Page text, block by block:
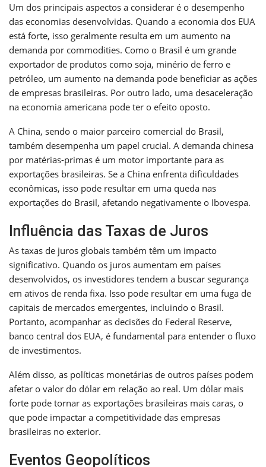
Um dos principais aspectos a considerar é o desempenho
das economias desenvolvidas. Quando a economia dos EUA
está forte, isso geralmente resulta em um aumento na
demanda por commodities. Como o Brasil é um grande
exportador de produtos como soja, minério de ferro e
petróleo, um aumento na demanda pode beneficiar as ações
de empresas brasileiras. Por outro lado, uma desaceleração
na economia americana pode ter o efeito oposto.
A China, sendo o maior parceiro comercial do Brasil,
também desempenha um papel crucial. A demanda chinesa
por matérias-primas é um motor importante para as
exportações brasileiras. Se a China enfrenta dificuldades
econômicas, isso pode resultar em uma queda nas
exportações do Brasil, afetando negativamente o Ibovespa.
Influência das Taxas de Juros
As taxas de juros globais também têm um impacto
significativo. Quando os juros aumentam em países
desenvolvidos, os investidores tendem a buscar segurança
em ativos de renda fixa. Isso pode resultar em uma fuga de
capitais de mercados emergentes, incluindo o Brasil.
Portanto, acompanhar as decisões do Federal Reserve,
banco central dos EUA, é fundamental para entender o fluxo
de investimentos.
Além disso, as políticas monetárias de outros países podem
afetar o valor do dólar em relação ao real. Um dólar mais
forte pode tornar as exportações brasileiras mais caras, o
que pode impactar a competitividade das empresas
brasileiras no exterior.
Eventos Geopolíticos